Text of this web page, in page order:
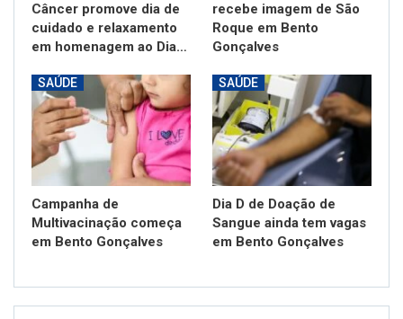
Câncer promove dia de
cuidado e relaxamento
em homenagem ao Dia…
recebe imagem de São
Roque em Bento
Gonçalves
SAÚDE
Campanha de
Multivacinação começa
em Bento Gonçalves
SAÚDE
Dia D de Doação de
Sangue ainda tem vagas
em Bento Gonçalves